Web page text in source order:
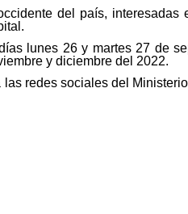
del país,
lunes 26 y martes 27 de
y diciembre del 2022.
redes sociales del